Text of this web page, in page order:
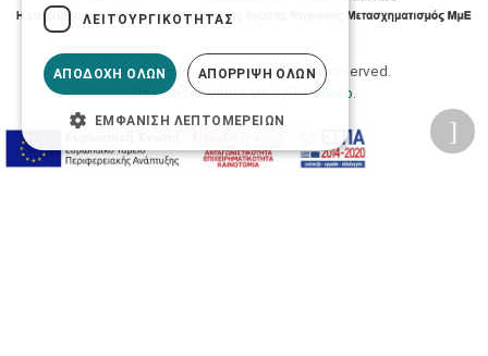
2026 © Δίγκας Γ. Ιατρικά. All rights reserved.
Developed with care byTotalweb
ΛΕΙΤΟΥΡΓΙΚΌΤΗΤΑΣ
ΑΠΟΔΟΧΉ ΌΛΩΝ ΑΠΌΡΡΙΨΗ ΌΛΩΝ
ΕΜΦΆΝΙΣΗ ΛΕΠΤΟΜΕΡΕΙΏΝ